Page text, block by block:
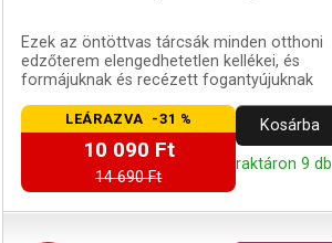
Ezek az öntöttvas tárcsák minden otthoni
edzőterem elengedhetetlen kellékei, és
formájuknak és recézett fogantyújuknak
LEÁRAZVA -31 %
10 090 Ft
14 690 Ft
Kosárba
raktáron 9 db